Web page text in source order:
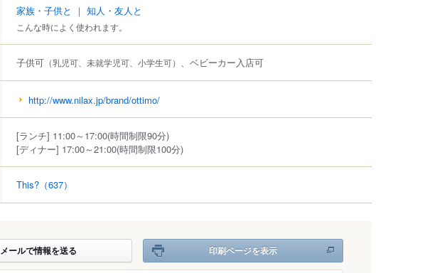
家族・子供と ｜ 知人・友人と
こんな時によく使われます。
子供可 （乳児可、未就学児可、小学生可） 、ベビーカー入店可
http://www.nilax.jp/brand/ottimo/
[ランチ] 11:00～17:00(時間制限90分)
[ディナー] 17:00～21:00(時間制限100分)
This? （637）
メールで情報を送る 印刷ページを表示